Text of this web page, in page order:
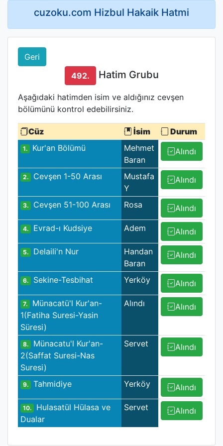
cuzoku.com Hizbul Hakaik Hatmi
Geri
492.
Hatim Grubu
Aşağıdaki hatimden isim ve aldığınız cevşen
bölümünü kontrol edebilirsiniz.
Cüz İsim Durum
1. Kur'an Bölümü
Mehmet
Baran
Alındı
2. Cevşen 1-50 Arası
Mustafa
Y
Alındı
3. Cevşen 51-100 Arası Rosa Alındı
4. Evrad-ı Kudsiye Adem Alındı
5. Delaili'n Nur
Handan
Baran
Alındı
6. Sekine-Tesbihat Yerköy Alındı
7.
Münacatü'l Kur'an-
1(Fatiha Suresi-Yasin
Süresi)
Alındı Alındı
8.
Münacatu'l Kur'an-
2(Saffat Suresi-Nas
Suresi)
Servet Alındı
9. Tahmidiye Yerköy Alındı
10.
Hulasatül Hülasa ve
Dualar
Servet Alındı